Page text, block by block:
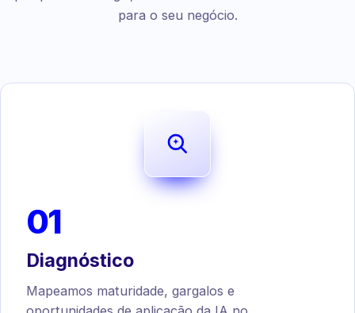
para o seu negócio.
01
Diagnóstico
Mapeamos maturidade, gargalos e